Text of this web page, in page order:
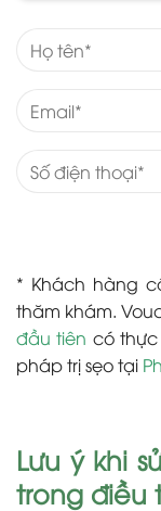
* Khách hàng
thăm khám.
đầu tiên có
pháp trị sẹo tại
Lưu ý khi
trong điều